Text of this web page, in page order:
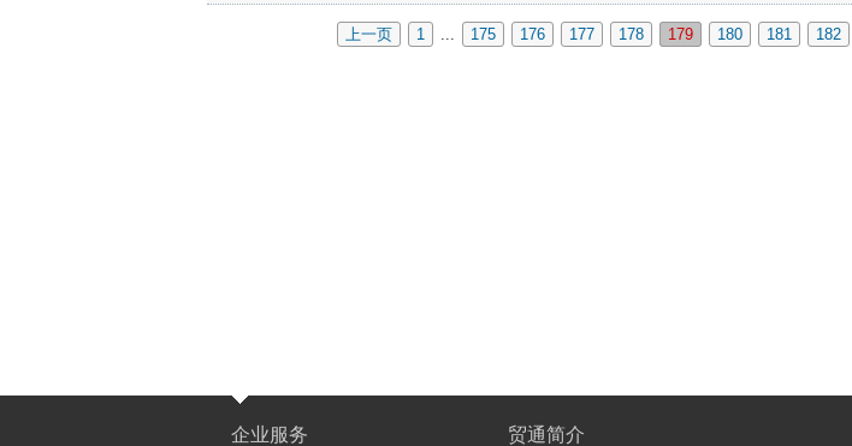
上一页 1 ... 175 176 177 178 179 180 181 182
企业服务 贸通简介